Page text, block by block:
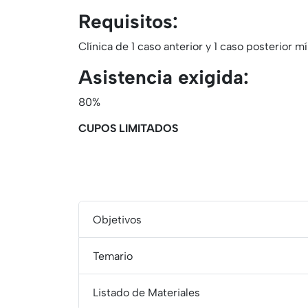
Requisitos:
Clínica de 1 caso anterior y 1 caso posterior
Asistencia exigida:
80%
CUPOS LIMITADOS
Objetivos
Temario
Listado de Materiales